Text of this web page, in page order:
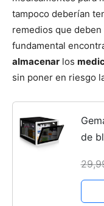
tampoco deberían
remedios que
fundamental
almacenar los
sin poner en riesgo
de